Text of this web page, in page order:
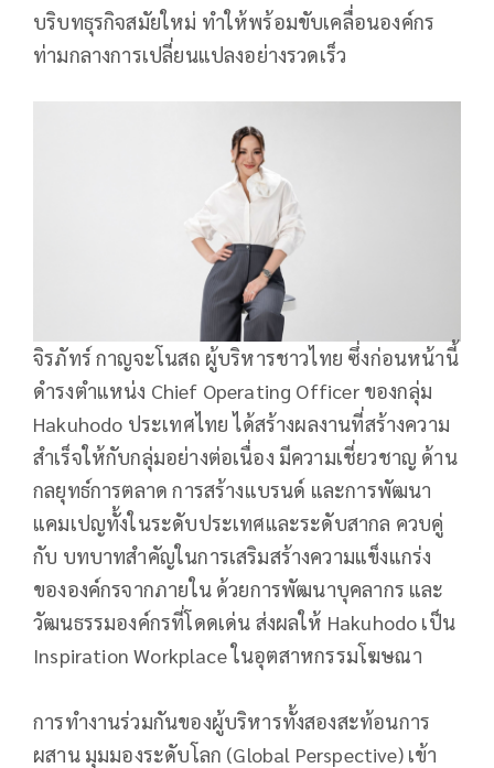
บริบทธุรกิจสมัยใหม่ ทำให้พร้อมขับเคลื่อนองค์กร
ท่ามกลางการเปลี่ยนแปลงอย่างรวดเร็ว
จิรภัทร์ กาญจะโนสถ ผู้บริหารชาวไทย ซึ่งก่อนหน้านี้
ดำรงตำแหน่ง Chief Operating Officer ของกลุ่ม
Hakuhodo ประเทศไทย ได้สร้างผลงานที่สร้างความ
สำเร็จให้กับกลุ่มอย่างต่อเนื่อง มีความเชี่ยวชาญ ด้าน
กลยุทธ์การตลาด การสร้างแบรนด์ และการพัฒนา
แคมเปญทั้งในระดับประเทศและระดับสากล ควบคู่
กับ บทบาทสำคัญในการเสริมสร้างความแข็งแกร่ง
ขององค์กรจากภายใน ด้วยการพัฒนาบุคลากร และ
วัฒนธรรมองค์กรที่โดดเด่น ส่งผลให้ Hakuhodo เป็น
Inspiration Workplace ในอุตสาหกรรมโฆษณา
การทำงานร่วมกันของผู้บริหารทั้งสองสะท้อนการ
ผสาน มุมมองระดับโลก (Global Perspective) เข้า